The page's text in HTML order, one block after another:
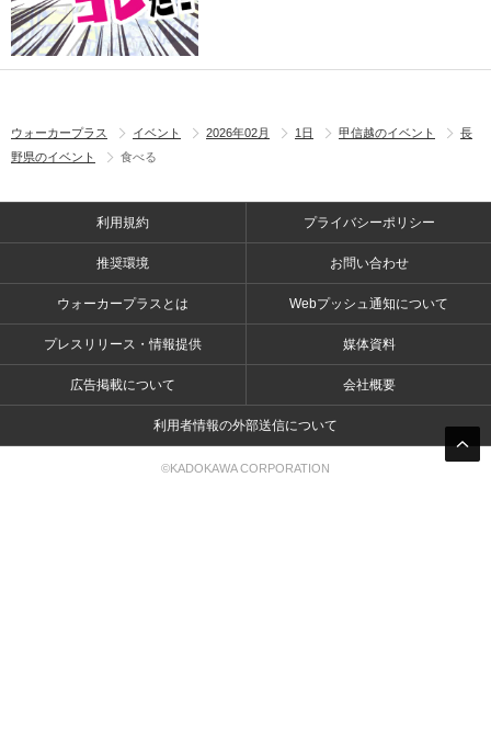
ウォーカープラス イベント 2026年02月 1日 甲信越のイベント
長
野県のイベント
食べる
利用規約 プライバシーポリシー
推奨環境 お問い合わせ
ウォーカープラスとは Webプッシュ通知について
プレスリリース・情報提供 媒体資料
広告掲載について 会社概要
利用者情報の外部送信について
©KADOKAWA CORPORATION